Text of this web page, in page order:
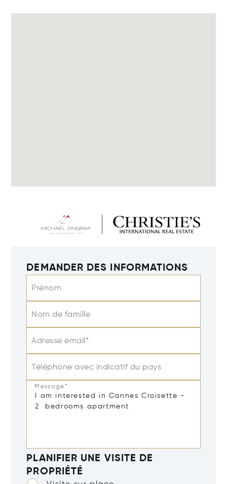
DEMANDER DES INFORMATIONS
Prénom
Nom de famille
Adresse email*
Téléphone avec indicatif du pays
Message*
PLANIFIER UNE VISITE DE
PROPRIÉTÉ